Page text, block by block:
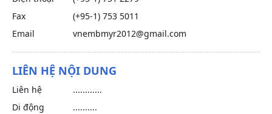
Fax
(+95-1) 753 5011
Email
vnembmyr2012@gmail.com
LIÊN HỆ NỘI DUNG
Liên hệ
............
Di động
..........